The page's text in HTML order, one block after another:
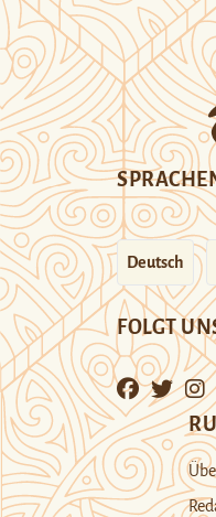
Deutsch
FOLGT